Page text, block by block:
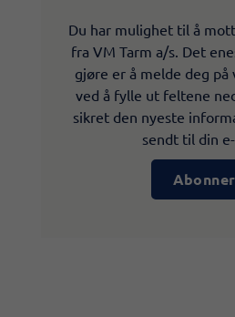
Du har mulighet til å
fra VM Tarm a/s. Det
gjøre er å melde deg
ved å fylle ut feltene
sikret den nyeste
sendt til din
Abonner